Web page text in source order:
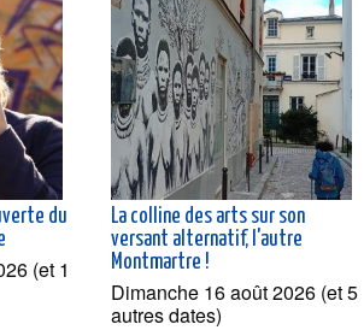
du
(et 1
La colline des arts sur son
versant alternatif, l'autre
Montmartre !
Dimanche 16 août 2026 (et 5
autres dates)